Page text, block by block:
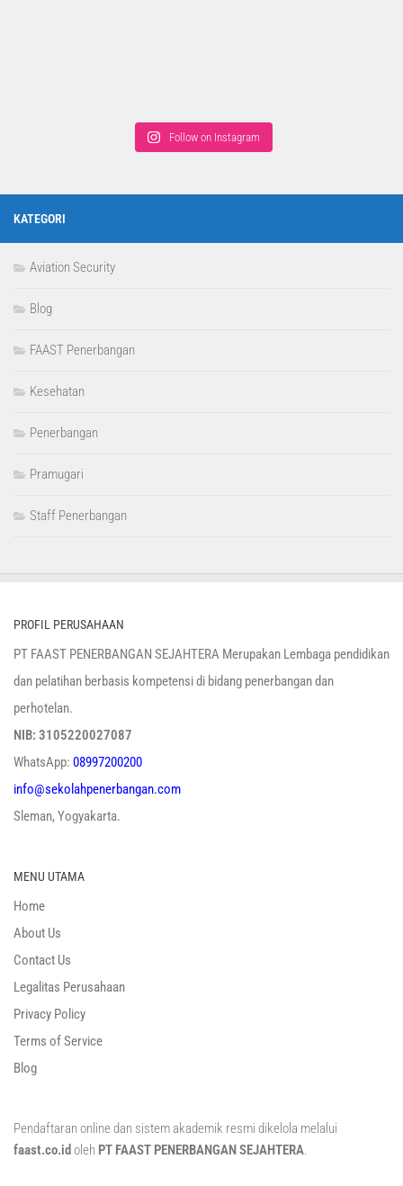
Follow on Instagram
KATEGORI
Aviation Security
Blog
FAAST Penerbangan
Kesehatan
Penerbangan
Pramugari
Staff Penerbangan
PROFIL PERUSAHAAN
PT FAAST PENERBANGAN SEJAHTERA Merupakan Lembaga pendidikan
dan pelatihan berbasis kompetensi di bidang penerbangan dan
perhotelan.
NIB: 3105220027087
WhatsApp: 08997200200
info@sekolahpenerbangan.com
Sleman, Yogyakarta.
MENU UTAMA
Home
About Us
Contact Us
Legalitas Perusahaan
Privacy Policy
Terms of Service
Blog
Pendaftaran online dan sistem akademik resmi dikelola melalui
faast.co.id oleh PT FAAST PENERBANGAN SEJAHTERA.